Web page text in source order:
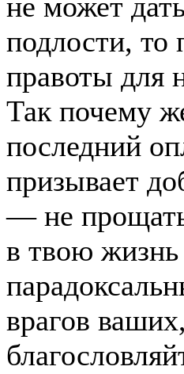
подлости, то
правоты для
Так почему
последний
призывает
— не прощать
в твою жизнь
врагов